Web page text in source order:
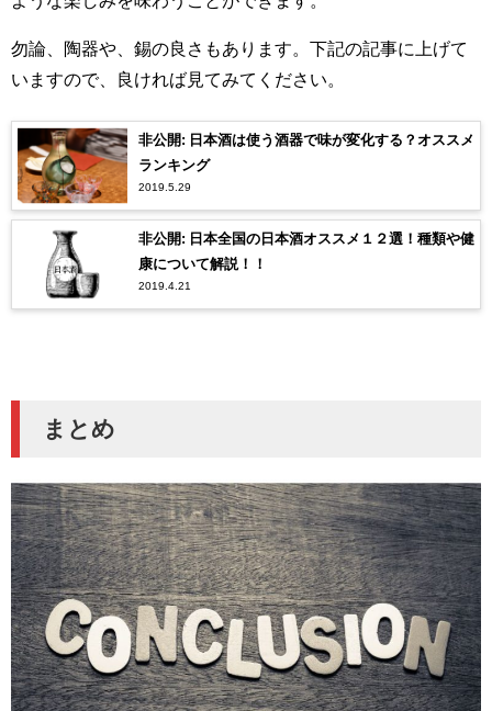
勿論、陶器や、錫の良さもあります。下記の記事に上げて
いますので、良ければ見てみてください。
非公開: 日本酒は使う酒器で味が変化する？オススメ
ランキング
2019.5.29
非公開: 日本全国の日本酒オススメ１２選！種類や健
康について解説！！
2019.4.21
まとめ